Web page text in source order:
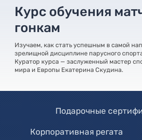
Курс обучения
гонкам
Изучаем, как стать успешным в самой
зрелищной дисциплине парусного
Куратор курса — заслуженный мастер
мира и Европы Екатерина Скудина.
Подарочные
Корпоративная регата